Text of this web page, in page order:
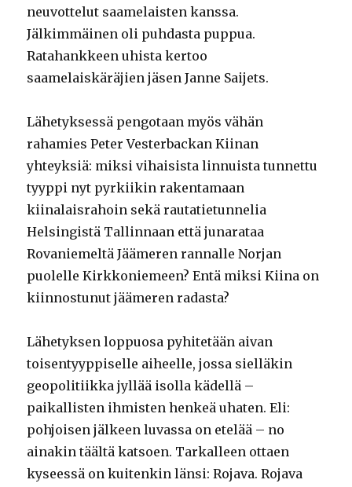
neuvottelut saamelaisten kanssa.
Jälkimmäinen oli puhdasta puppua.
Ratahankkeen uhista kertoo
saamelaiskäräjien jäsen Janne Saijets.
Lähetyksessä pengotaan myös vähän
rahamies Peter Vesterbackan Kiinan
yhteyksiä: miksi vihaisista linnuista tunnettu
tyyppi nyt pyrkiikin rakentamaan
kiinalaisrahoin sekä rautatietunnelia
Helsingistä Tallinnaan että junarataa
Rovaniemeltä Jäämeren rannalle Norjan
puolelle Kirkkoniemeen? Entä miksi Kiina on
kiinnostunut jäämeren radasta?
Lähetyksen loppuosa pyhitetään aivan
toisentyyppiselle aiheelle, jossa sielläkin
geopolitiikka jyllää isolla kädellä –
paikallisten ihmisten henkeä uhaten. Eli:
pohjoisen jälkeen luvassa on etelää – no
ainakin täältä katsoen. Tarkalleen ottaen
kyseessä on kuitenkin länsi: Rojava. Rojava